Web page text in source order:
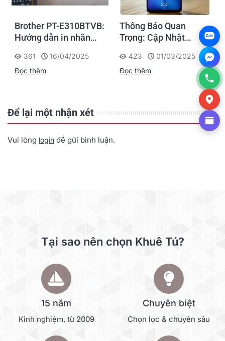
Brother PT-E310BTVB:
Hướng dẫn in nhãn
Điện - Mạng dễ dàng
361
16/04/2025
Đọc thêm
Thông Báo Quan
Trọng: Cập Nhật
Động P832 Ngay Hôm
Nay
423
01/03/2025
Đọc thêm
Để lại một nhận xét
Vui lòng login để gửi bình luận.
Tại sao nên chọn Khuê Tú?
15 năm
Kinh nghiệm, từ 2009
Chuyên biệt
Chọn lọc & chuyên sâu
Zalo